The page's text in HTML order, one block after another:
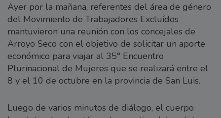
Ayer por la mañana, referentes del área de género
del Movimiento de Trabajadores Excluídos
mantuvieron una reunión con los concejales de
Arroyo Seco con el objetivo de solicitar un aporte
económico para viajar al 35° Encuentro
Plurinacional de Mujeres que se realizará entre el
8 y el 10 de octubre en la provincia de San Luis.
Luego de varios minutos de diálogo, el cuerpo